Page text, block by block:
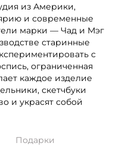
из Америки,
и современные
марки — Чад и Мэг
старинные
с
ограниченная
каждое изделие
скетчбуки
и украсят собой
Подарки